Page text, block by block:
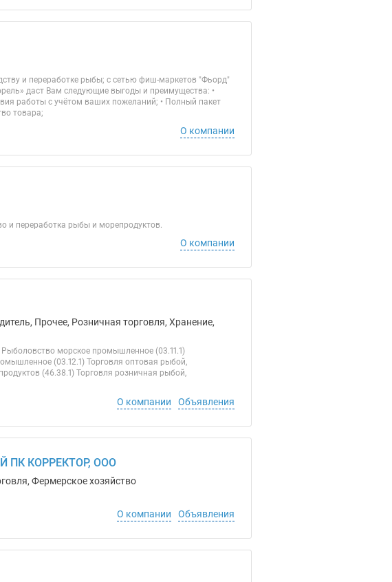
и переработке рыбы; с сетью фиш-маркетов "Фьорд"
даст Вам следующие выгоды и преимущества: •
работы с учётом ваших пожеланий; • Полный пакет
товара;
О компании
и переработка рыбы и морепродуктов.
О компании
Прочее, Розничная торговля, Хранение,
морское промышленное (03.11.1)
(03.12.1) Торговля оптовая рыбой,
(46.38.1) Торговля розничная рыбой,
О компании Объявления
ПК КОРРЕКТОР, ООО
Фермерское хозяйство
О компании Объявления